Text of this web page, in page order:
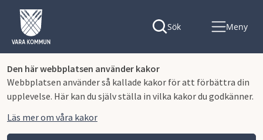
Den här webbplatsen använder kakor
Webbplatsen använder så kallade kakor för att förbättra din
upplevelse. Här kan du själv ställa in vilka kakor du godkänner.
Läs mer om våra kakor
Sök Meny